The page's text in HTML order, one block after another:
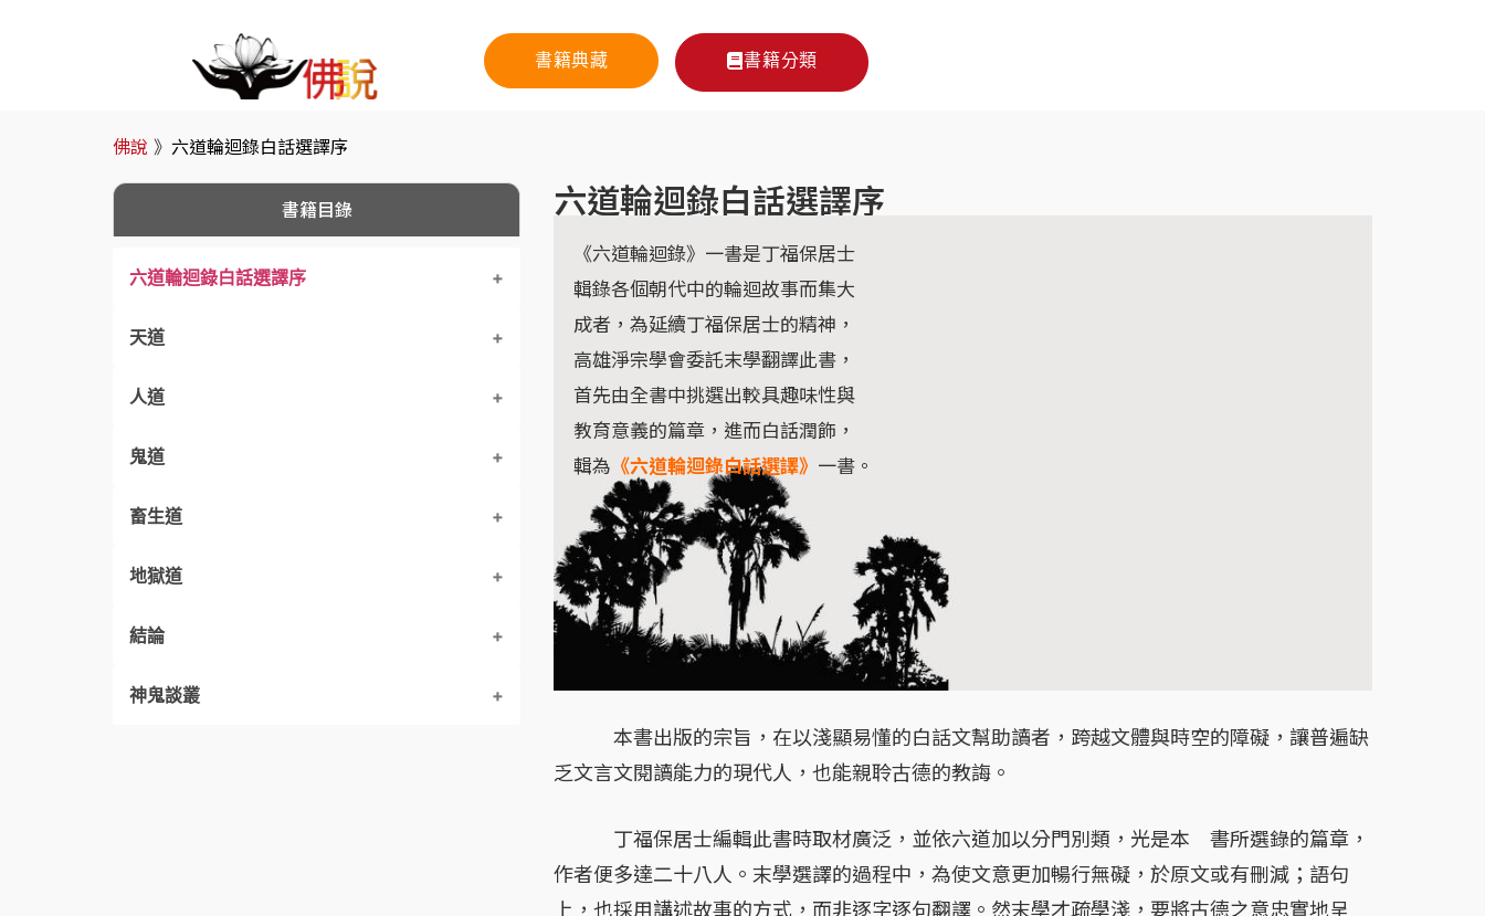
書籍典藏 書籍分類
佛說 》 六道輪迴錄白話選譯序
書籍目錄
六道輪迴錄白話選譯序
天道
一、冬祀天應
二、曾德小記
三、天女下凡
四、失之交臂
人道
五、善行得子
六、順甯啞子
七、壽由自取
八、奢入儉難
十、僧來運轉
鬼道
十七、通關護照
十八、春暉難報
十九、托夢乞子
二十、馬氏乞食
畜生道
四一、人面豬身
四四、仁慈之殺
四五、婆媳情深
地獄道
五四、壓脂地獄
五五、誦偈排苦
結論
五八、實相坐化
神鬼談叢
六道輪迴錄白話選譯序
《六道輪迴錄》一書是丁福保居士
輯錄各個朝代中的輪迴故事而集大
成者，為延續丁福保居士的精神，
高雄淨宗學會委託末學翻譯此書，
首先由全書中挑選出較具趣味性與
教育意義的篇章，進而白話潤飾，
輯為 《六道輪迴錄白話選譯》 一書。
本書出版的宗旨，在以淺顯易懂的白話文幫助讀者，跨越文體與時空的障礙，讓普遍缺
乏文言文閱讀能力的現代人，也能親聆古德的教誨。
丁福保居士編輯此書時取材廣泛，並依六道加以分門別類，光是本 書所選錄的篇章，
作者便多達二十八人。末學選譯的過程中，為使文意更加暢行無礙，於原文或有刪減；語句
上，也採用講述故事的方式，而非逐字逐句翻譯。然末學才疏學淺，要將古德之意忠實地呈